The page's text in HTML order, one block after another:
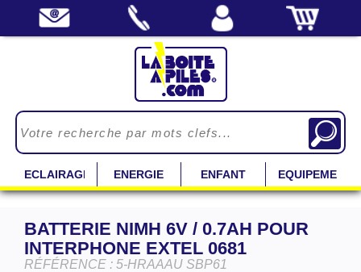
ECLAIRAGE ENERGIE ENFANT EQUIPEMENT
BATTERIE NIMH 6V / 0.7AH POUR
INTERPHONE EXTEL 0681
RÉFÉRENCE : 5-HRAAAU SBP61